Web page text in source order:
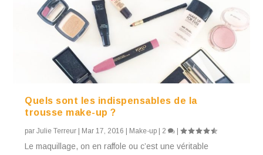
Quels sont les indispensables de la
trousse make-up ?
parJulie Terreur | Mar 17, 2016 | Make-up | 2 |
Le maquillage, on en raffole ou c’est une véritable